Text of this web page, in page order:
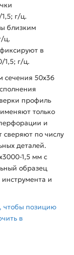
г/ц.
близким
ц.
в
1,5; г/ц.
сечения 50x36
профиль
только
и
сверяют по числу
деталей.
1,5 мм с
образец
и
чтобы позицию
в